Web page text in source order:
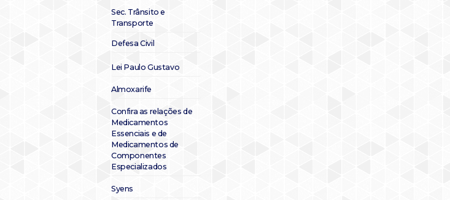
Sec. Trânsito e
Transporte
Defesa Civil
Lei Paulo Gustavo
Almoxarife
Confira as relações de
Medicamentos
Essenciais e de
Medicamentos de
Componentes
Especializados
Syens